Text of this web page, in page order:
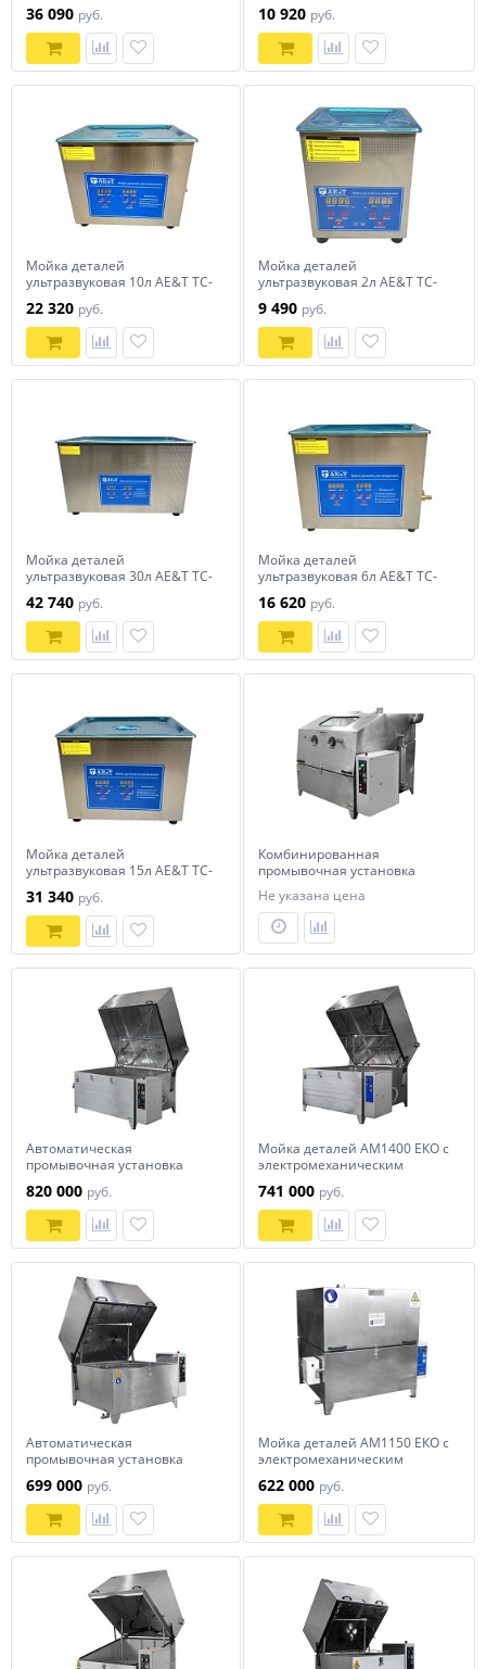
36 090 руб. 10 920 руб.
Мойка деталей
ультразвуковая 10л AE&T TC-
22 320 руб.
Мойка деталей
ультразвуковая 2л AE&T TC-
9 490 руб.
Мойка деталей
ультразвуковая 30л AE&T TC-
42 740 руб.
Мойка деталей
ультразвуковая 6л AE&T TC-
16 620 руб.
Мойка деталей
ультразвуковая 15л AE&T TC-
31 340 руб.
Комбинированная
промывочная установка
АМ1400 LK
Не указана цена
Автоматическая
промывочная установка
820 000 руб.
Мойка деталей АМ1400 ЕКО с
электромеханическим
741 000 руб.
Автоматическая
промывочная установка
699 000 руб.
Мойка деталей АМ1150 ЕКО с
электромеханическим
622 000 руб.